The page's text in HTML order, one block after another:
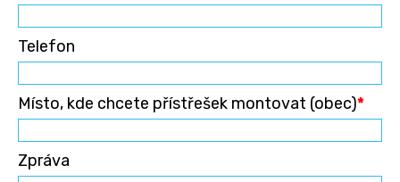
Telefon
Místo, kde chcete přístřešek montovat (obec)*
Zpráva